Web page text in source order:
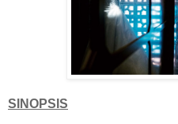
SINOPSIS